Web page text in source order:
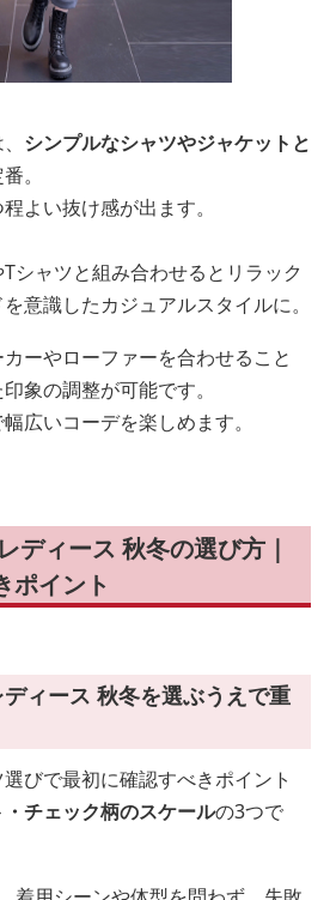
シンプルなシャツやジャケットと
。
よい抜け感が出ます。
シャツと組み合わせるとリラック
意識したカジュアルスタイルに。
ーやローファーを合わせること
象の調整が可能です。
広いコーデを楽しめます。
ディース 秋冬の選び方｜
ポイント
ィース 秋冬を選ぶうえで重
びで最初に確認すべきポイント
チェック柄のスケールの3つで